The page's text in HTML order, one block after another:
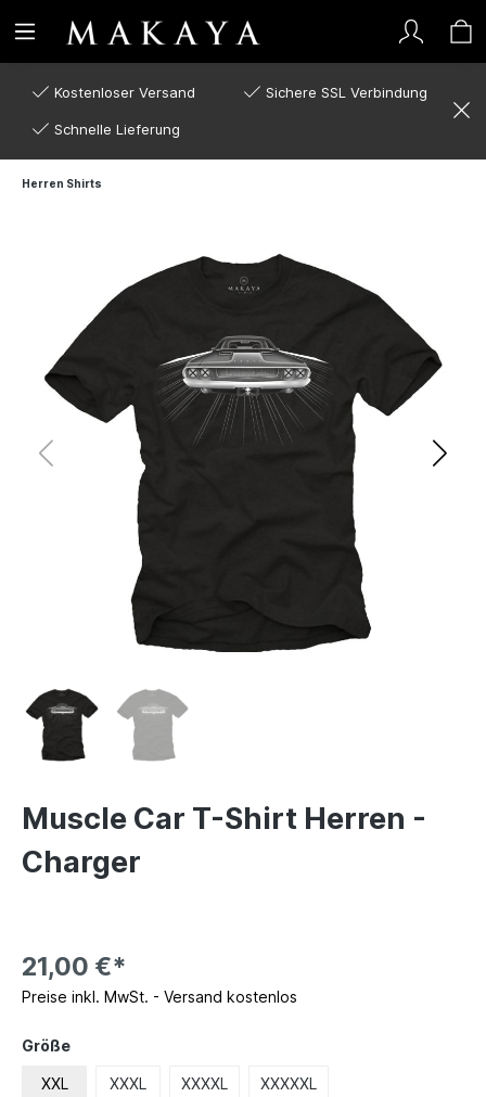
Kostenloser Versand Sichere SSL Verbindung
Schnelle Lieferung
Herren Shirts
Muscle Car T-Shirt Herren -
Charger
21,00 €*
Preise inkl. MwSt. - Versand kostenlos
Größe
XXL XXXL XXXXL XXXXXL